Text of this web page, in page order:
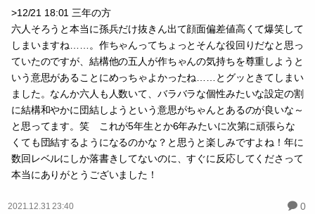
>12/21 18:01 三年の方
六人そろうと本当に孫兵だけ抜きん出て顔面偏差値高くて爆笑して
しまいますね……。作ちゃんってちょっとそんな役回りだなと思っ
ていたのですが、結構他の五人が作ちゃんの気持ちを尊重しようと
いう意思があることにめっちゃよかったね……とグッときてしまい
ました。なんか六人も人数いて、バラバラな個性みたいな設定の割
に結構和やかに団結しようという意思がちゃんとあるのが良いな～
と思ってます。笑 これが5年生とか6年みたいに次第に頑張らな
くても団結するようになるのかな？と思うと楽しみですよね！年に
数回レベルにしか落書きしてないのに、すぐに反応してくださって
本当にありがとうございました！
2021.12.31 23:40 0